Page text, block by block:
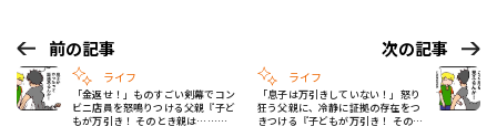
前の記事
ライフ
「金返せ！」ものすごい剣幕でコン
ビニ店員を怒鳴りつける父親『子ど
もが万引き！ そのとき親は……
次の記事
ライフ
「息子は万引きしていない！」怒り
狂う父親に、冷静に証拠の存在をつ
きつける『子どもが万引き！ そのと